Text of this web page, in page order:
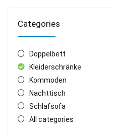
Categories
Doppelbett
Kleiderschränke
Kommoden
Nachttisch
Schlafsofa
All categories